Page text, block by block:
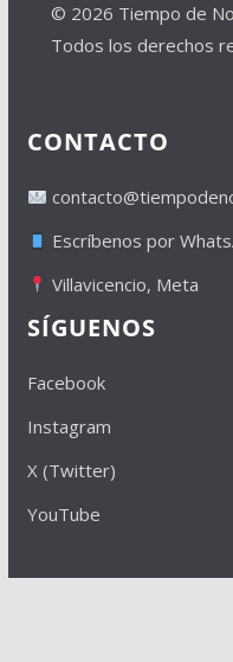
© 2026 Tiempo de
Todos los derechos
CONTACTO
Escríbenos por
Villavicencio, Meta
SÍGUENOS
Facebook
Instagram
X (Twitter)
YouTube